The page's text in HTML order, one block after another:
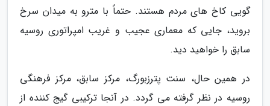
گویی کاخ های مردم هستند. حتماً با مترو به میدان سرخ
بروید، جایی که معماری عجیب و غریب امپراتوری روسیه
سابق را خواهید دید.
در همین حال، سنت پترزبورگ، مرکز سابق، مرکز فرهنگی
روسیه در نظر گرفته می گردد. در آنجا ترکیبی گیج کننده از